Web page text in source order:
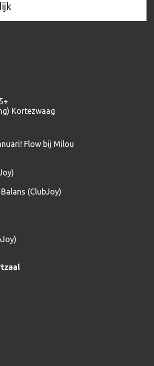
Kortezwaag
Flow bij Milou
(ClubJoy)